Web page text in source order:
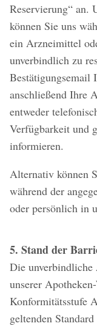
Reservierung“ an.
können Sie uns
ein Arzneimittel
unverbindlich zu
anschließend Ihre
entweder
Verfügbarkeit und
informieren.
Alternativ können
während der
oder persönlich in
5. Stand der
Die
unserer
Konformitätsstufe
geltenden